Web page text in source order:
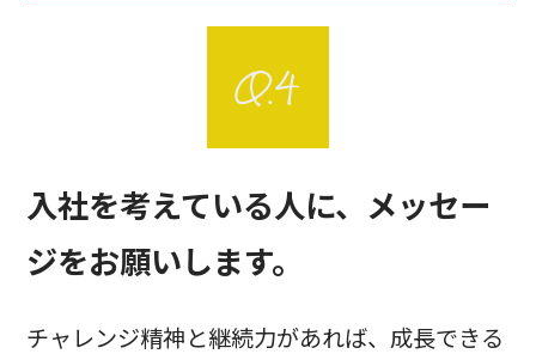
入社を考えている人に、メッセー
ジをお願いします。
チャレンジ精神と継続力があれば、成長できる